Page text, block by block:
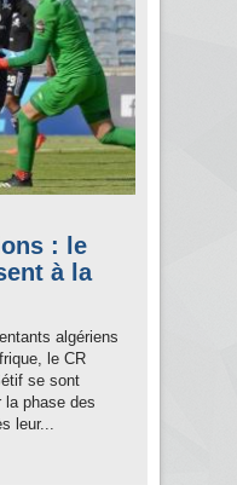
: le
à la
algériens
le CR
se sont
la phase des
leur...